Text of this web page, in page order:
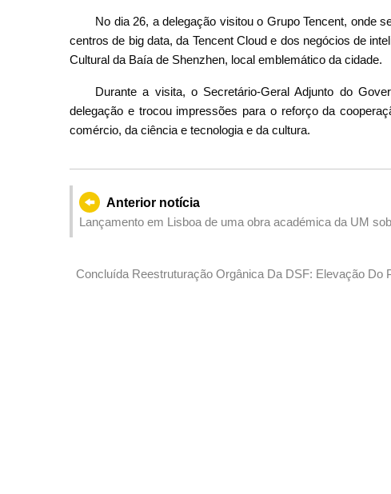
Visita da delegação à Praça
No dia 26, a delegação visitou o Grupo Tencent, onde
centros de big data, da Tencent Cloud e dos negócios de
Cultural da Baía de Shenzhen, local emblemático da cidade.
Durante a visita, o Secretário-Geral Adjunto do
delegação e trocou impressões para o reforço da
comércio, da ciência e tecnologia e da cultura.
Anterior notícia
Lançamento em Lisboa de uma obra académica da UM
Concluída Reestruturação Orgânica Da DSF: Elevação